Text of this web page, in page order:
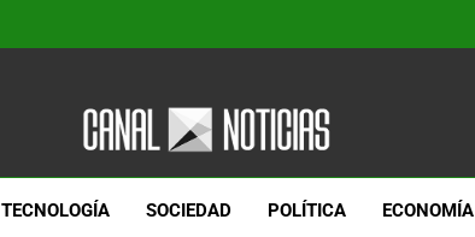
Canal Noticias
Canal Noticias
TECNOLOGÍA SOCIEDAD POLÍTICA ECONOMÍA